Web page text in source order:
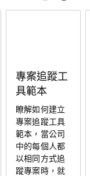
專案追蹤工
具範本
瞭解如何建立
專案追蹤工具
範本，當公司
中的每個人都
以相同方式追
蹤專案時，就